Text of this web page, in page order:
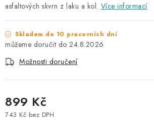
Věrnostní program
Všeobecné obchodní
Podmínky ochrany osobních údajů
Mapa
asfaltových skvrn z laku a kol. Více informací
Skladem do 10 pracovních dní
24.8.2026
Možnosti doručení
899 Kč
743 Kč bez DPH